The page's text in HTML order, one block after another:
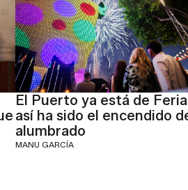
El Puerto ya está de
así ha sido el encendido
alumbrado
MANU GARCÍA